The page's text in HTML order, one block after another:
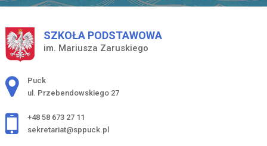
SZKOŁA PODSTAWOWA
im. Mariusza Zaruskiego
Adres pocztowy:
Puck
ul. Przebendowskiego 27
+48 58 673 27 11
sekretariat@sppuck.pl